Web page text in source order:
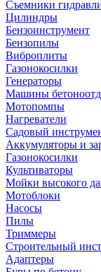
Съемники
Цилиндры
Бензоинструмент
Бензопилы
Виброплиты
Газонокосилки
Генераторы
Машины
Мотопомпы
Нагреватели
Садовый
Аккумуляторы и
Газонокосилки
Культиваторы
Мойки высокого
Мотоблоки
Насосы
Пилы
Триммеры
Строительный
Адаптеры